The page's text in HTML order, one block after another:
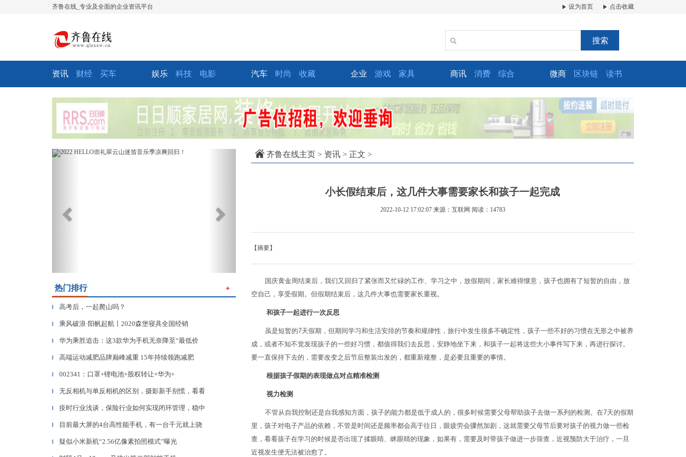
齐鲁在线_专业及全面的企业资讯平台 设为首页 点击收藏
搜索
资讯 财经 买车 娱乐 科技 电影 汽车 时尚 收藏 企业 游戏 家具 商讯 消费 综合 微商 区块链 读书
广告
Previous
热门排行 ＋
▎ 高考后，一起爬山吗？
▎ 乘风破浪·阳帆起航丨2020森堡寝具全国经销
▎ 华为乘胜追击：这3款华为手机无奈降至“最低价
▎ 高端运动减肥品牌巅峰减重 15年持续领跑减肥
▎ 002341：口罩+锂电池+股权转让+华为+
▎ 无反相机与单反相机的区别，摄影新手别慌，看看
▎ 疫时行业浅谈，保险行业如何实现闭环管理，稳中
▎ 目前最大屏的4台高性能手机，有一台千元就上骁
▎ 疑似小米新机“2.56亿像素拍照模式”曝光
齐鲁在线主页 > 资讯 > 正文 >
小长假结束后，这几件大事需要家长和孩子一起完成
2022-10-12 17:02:07 来源：互联网 阅读：14783
【摘要】
国庆黄金周结束后，我们又回归了紧张而又忙碌的工作、学习之中，放假期间，家长难得惬意，孩子也拥有了短暂的自由，放
空自己，享受假期。但假期结束后，这几件大事也需要家长重视。
和孩子一起进行一次反思
虽是短暂的7天假期，但期间学习和生活安排的节奏和规律性，旅行中发生很多不确定性，孩子一些不好的习惯在无形之中被养
成，或者不知不觉发现孩子的一些好习惯，都值得我们去反思，安静地坐下来，和孩子一起将这些大小事件写下来，再进行探讨。
要一直保持下去的，需要改变之后节后整装出发的，都重新规整，是必要且重要的事情。
根据孩子假期的表现做点对点精准检测
视力检测
不管从自我控制还是自我感知方面，孩子的能力都是低于成人的，很多时候需要父母帮助孩子去做一系列的检测。在7天的假期
里，孩子对电子产品的依赖，不管是时间还是频率都会高于往日，眼疲劳会骤然加剧，这就需要父母节后要对孩子的视力做一些检
查，看看孩子在学习的时候是否出现了揉眼睛、眯眼睛的现象，如果有，需要及时带孩子做进一步筛查，近视预防大于治疗，一旦
近视发生便无法被治愈了。